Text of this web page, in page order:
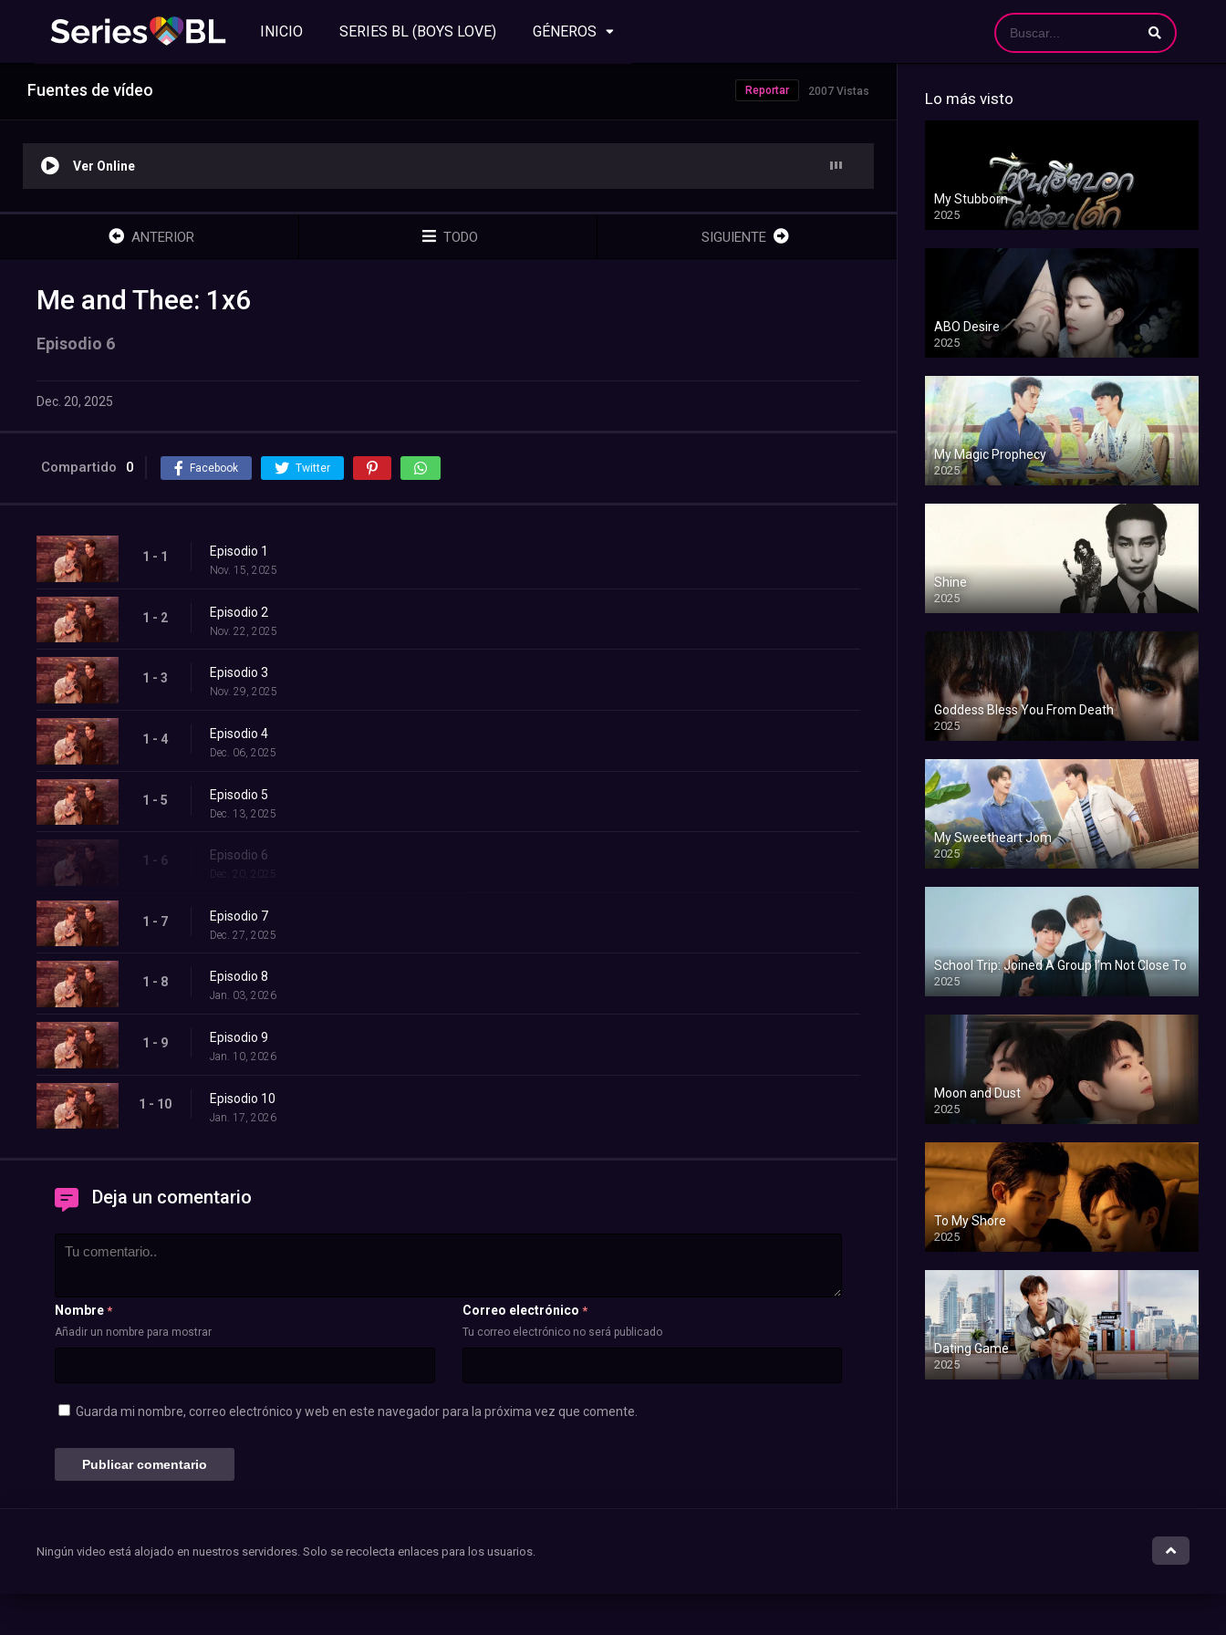
INICIO SERIES BL (BOYS LOVE) GÉNEROS
Fuentes de vídeo 2007 Vistas
Reportar
Ver Online
ANTERIOR TODO SIGUIENTE
Me and Thee: 1x6
Episodio 6
Dec. 20, 2025
Compartido 0 Facebook Twitter
1 - 1 Episodio 1
Nov. 15, 2025
1 - 2 Episodio 2
Nov. 22, 2025
1 - 3 Episodio 3
Nov. 29, 2025
1 - 4 Episodio 4
Dec. 06, 2025
1 - 5 Episodio 5
Dec. 13, 2025
1 - 6 Episodio 6
Dec. 20, 2025
1 - 7 Episodio 7
Dec. 27, 2025
1 - 8 Episodio 8
Jan. 03, 2026
1 - 9 Episodio 9
Jan. 10, 2026
1 - 10 Episodio 10
Jan. 17, 2026
Deja un comentario
Nombre *
Añadir un nombre para mostrar
Correo electrónico *
Tu correo electrónico no será publicado
Guarda mi nombre, correo electrónico y web en este navegador para la próxima vez que comente.
Lo más visto
My Stubborn
2025
ABO Desire
2025
My Magic Prophecy
2025
Shine
2025
Goddess Bless You From Death
2025
My Sweetheart Jom
2025
School Trip: Joined A Group I’m Not Close To
2025
Moon and Dust
2025
To My Shore
2025
Dating Game
2025
Ningún video está alojado en nuestros servidores. Solo se recolecta enlaces para los usuarios.